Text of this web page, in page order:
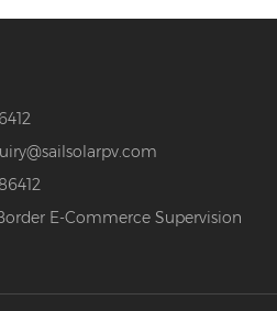
E-Commerce Supervision